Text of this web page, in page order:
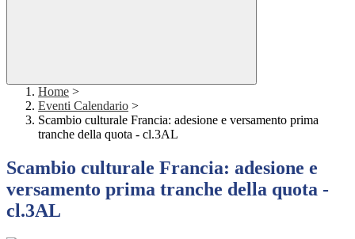
Home >
Eventi Calendario >
Scambio culturale Francia: adesione e versamento prima
tranche della quota - cl.3AL
Scambio culturale Francia: adesione e
versamento prima tranche della quota -
cl.3AL